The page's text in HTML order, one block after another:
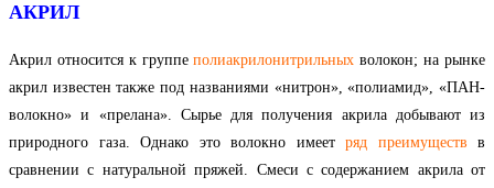
АКРИЛ
Акрил относится к группеполиакрилонитрильных волокон; на рынке
акрил известен также под названиями «нитрон», «полиамид», «ПАН-
волокно» и «прелана». Сырье для получения акрила добывают из
природного газа. Однако это волокно имеет ряд преимуществ в
сравнении с натуральной пряжей. Смеси с содержанием акрила от